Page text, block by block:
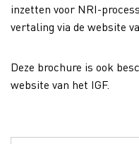
inzetten voor NRI-
vertaling via de website
Deze brochure is ook
website van het IGF.